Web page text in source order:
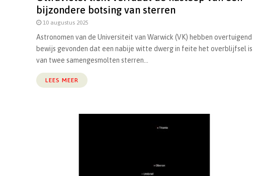
bijzondere botsing van sterren
10 augustus 2025
Astronomen van de Universiteit van Warwick (VK) hebben overtuigend
bewijs gevonden dat een nabije witte dwerg in feite het overblijfsel is
van twee samengesmolten sterren...
LEES MEER